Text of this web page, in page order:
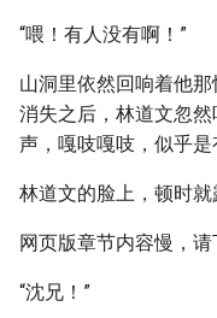
“喂！有人没有啊！”
山洞里依然回响着他
消失之后，林道文忽
声，嘎吱嘎吱，似乎是
林道文的脸上，顿时就
网页版章节内容慢，
“沈兄！”